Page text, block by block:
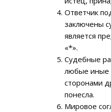
Ответчик
заключены
является
«*».
Судебные
любые иные
сторонами
понесла.
Мировое